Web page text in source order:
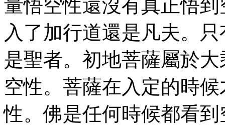
量悟空性還沒有真正悟
入了加行道還是凡夫。
是聖者。初地菩薩屬於
空性。菩薩在入定的時
性。佛是任何時候都看到